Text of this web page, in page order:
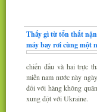
Thấy gì từ tổn thất
máy bay rơi cùng một
chiến đấu và hai trực
miền nam nước này
đối với hàng không
xung đột với Ukraine.